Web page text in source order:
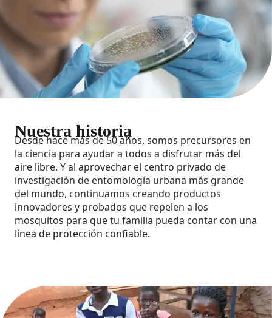
Nuestra historia
Desde hace más de 50 años, somos precursores en
la ciencia para ayudar a todos a disfrutar más del
aire libre. Y al aprovechar el centro privado de
investigación de entomología urbana más grande
del mundo, continuamos creando productos
innovadores y probados que repelen a los
mosquitos para que tu familia pueda contar con una
línea de protección confiable.